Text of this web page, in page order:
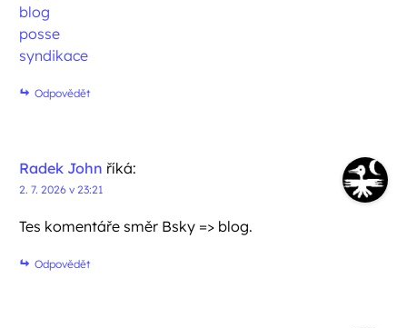
blog
posse
syndikace
Odpovědět
Radek John říká:
2. 7. 2026 v 23:21
Tes komentáře směr Bsky => blog.
Odpovědět